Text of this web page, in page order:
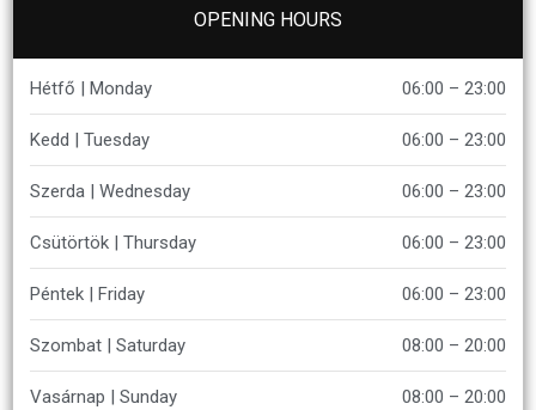
OPENING HOURS
Hétfő | Monday 06:00 – 23:00
Kedd | Tuesday 06:00 – 23:00
Szerda | Wednesday 06:00 – 23:00
Csütörtök | Thursday 06:00 – 23:00
Péntek | Friday 06:00 – 23:00
Szombat | Saturday 08:00 – 20:00
Vasárnap | Sunday 08:00 – 20:00